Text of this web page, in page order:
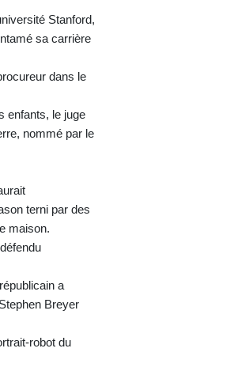
Stanford,
sa carrière
dans le
enfants, le juge
nommé par le
terni par des
maison.
a
Breyer
robot du